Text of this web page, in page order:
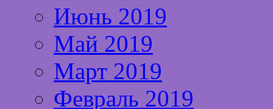
Июнь 2019
Май 2019
Март 2019
Февраль 2019